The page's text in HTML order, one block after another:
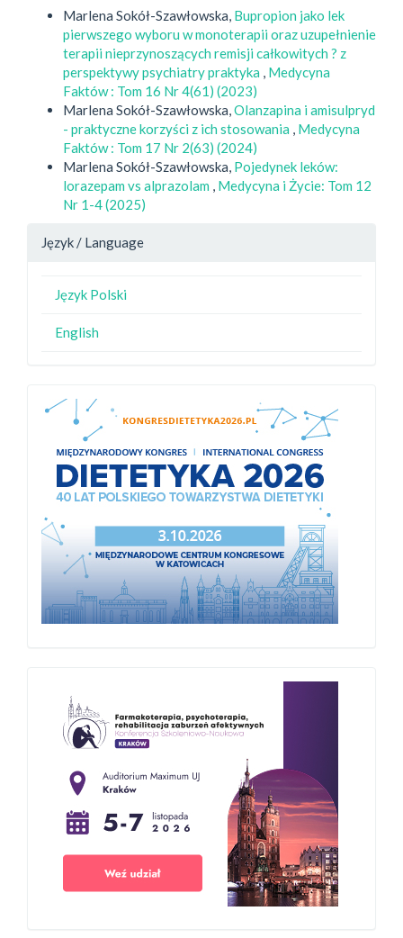
Marlena Sokół-Szawłowska, Bupropion jako lek
pierwszego wyboru w monoterapii oraz uzupełnienie
terapii nieprzynoszących remisji całkowitych ? z
perspektywy psychiatry praktyka , Medycyna
Faktów : Tom 16 Nr 4(61) (2023)
Marlena Sokół-Szawłowska,Olanzapina i amisulpryd
- praktyczne korzyści z ich stosowania , Medycyna
Faktów : Tom 17 Nr 2(63) (2024)
Marlena Sokół-Szawłowska, Pojedynek leków:
lorazepam vs alprazolam , Medycyna i Życie: Tom 12
Nr 1-4 (2025)
Język / Language
Język Polski
English